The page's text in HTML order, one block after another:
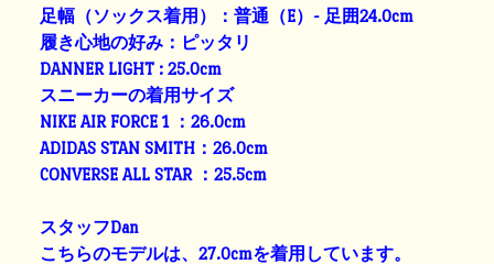
足幅（ソックス着用）：普通（E）- 足囲24.0cm
履き心地の好み：ピッタリ
DANNER LIGHT : 25.0cm
スニーカーの着用サイズ
NIKE AIR FORCE 1 ：26.0cm
ADIDAS STAN SMITH：26.0cm
CONVERSE ALL STAR ：25.5cm
スタッフDan
こちらのモデルは、27.0cmを着用しています。